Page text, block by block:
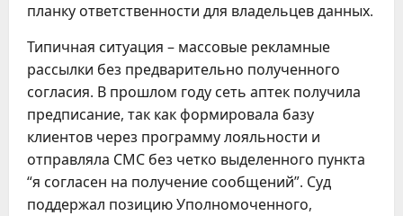
планку ответственности для владельцев данных.
Типичная ситуация – массовые рекламные
рассылки без предварительно полученного
согласия. В прошлом году сеть аптек получила
предписание, так как формировала базу
клиентов через программу лояльности и
отправляла СМС без четко выделенного пункта
“я согласен на получение сообщений”. Суд
поддержал позицию Уполномоченного,